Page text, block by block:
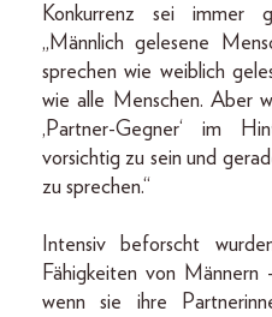
Konkurrenz sei immer
„Männlich gelesene
sprechen wie weiblich
wie alle Menschen. Aber
,Partner-Gegner‘ im
vorsichtig zu sein und
zu sprechen.“
Intensiv beforscht
Fähigkeiten von Männern
wenn sie ihre